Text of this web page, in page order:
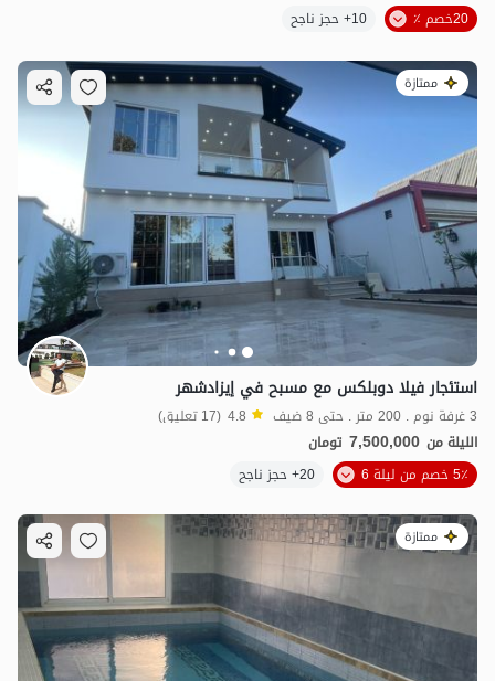
20مليون ت 5
20خصم ٪
10+ حجز ناجح
ممتازة
استئجار فيلا دوبلكس مع مسبح في إيزادشهر
3 غرفة نوم . 200 متر . حتى 8 ضيف 4.8 (17 تعليق)
الليلة من 7,500,000 تومان
5٪ خصم من ليلة 6
20+ حجز ناجح
ممتازة